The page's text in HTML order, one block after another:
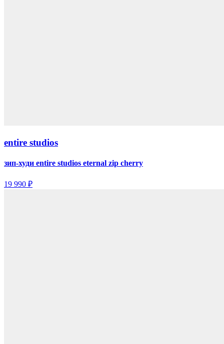
entire studios
зип-худи entire studios eternal zip cherry
19 990 ₽